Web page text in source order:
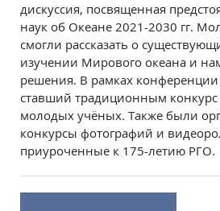
дискуссия, посвященная
наук об Океане 2021-2030 гг.
смогли рассказать о
изучении Мирового океана и
решения. В рамках
ставший традиционным
молодых учёных. Также были
конкурсы фотографий и
приуроченные к 175-летию РГО.